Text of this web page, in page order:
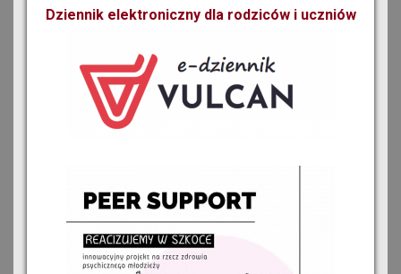
Dziennik elektroniczny dla rodziców i uczniów